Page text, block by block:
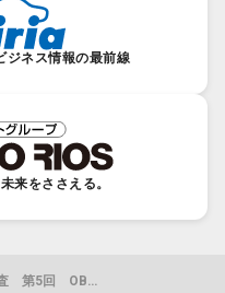
ジネス情報の最前線
来をささえる。
みんながわかる! OBD検査 第5回 OBD検査の対象車両はどう見分ける?